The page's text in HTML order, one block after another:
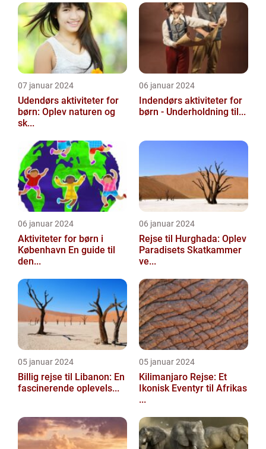
07 januar 2024
Udendørs aktiviteter for
børn: Oplev naturen og
sk...
06 januar 2024
Indendørs aktiviteter for
børn - Underholdning til...
06 januar 2024
Aktiviteter for børn i
København En guide til
den...
06 januar 2024
Rejse til Hurghada: Oplev
Paradisets Skatkammer
ve...
05 januar 2024
Billig rejse til Libanon: En
fascinerende oplevels...
05 januar 2024
Kilimanjaro Rejse: Et
Ikonisk Eventyr til Afrikas
...